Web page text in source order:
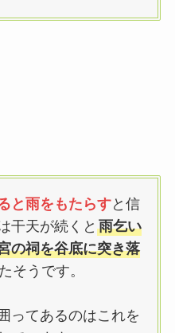
と雨をもたらすと信
干天が続くと雨乞い
の祠を谷底に突き落
そうです。
ってあるのはこれを